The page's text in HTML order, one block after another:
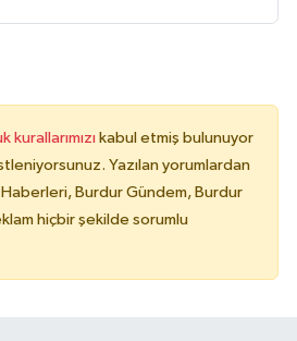
kurallarımızı kabul etmiş bulunuyor
Yazılan yorumlardan
Burdur Gündem, Burdur
hiçbir şekilde sorumlu